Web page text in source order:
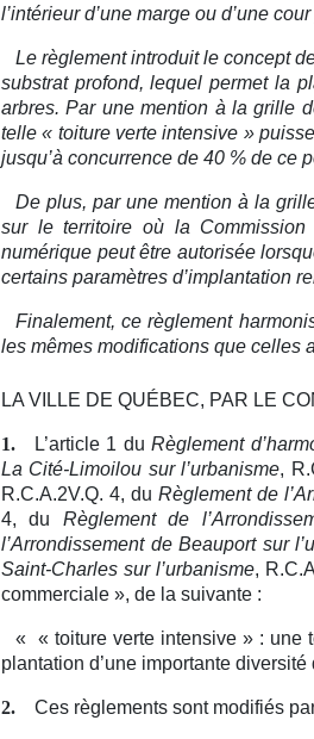
l’intérieur d’une marge ou d’une
Le règlement introduit le concept
substrat profond, lequel permet la
arbres. Par une mention à la grille
telle « toiture verte intensive »
jusqu’à concurrence de 40 % de ce
De plus, par une mention à la
sur le territoire où la Commission
numérique peut être autorisée
certains paramètres d’implantation
Finalement, ce règlement
les mêmes modifications que celles
LA VILLE DE QUÉBEC, PAR LE
1. L’article 1 duRèglement
La Cité-Limoilou sur l’urbanisme,
R.C.A.2V.Q. 4, du Règlement de
4, du Règlement de
l’Arrondissement de Beauport sur
Saint-Charles sur l’urbanisme,
commerciale », de la suivante :
« « toiture verte intensive » : une
plantation d’une importante
2. Ces règlements sont modifiés